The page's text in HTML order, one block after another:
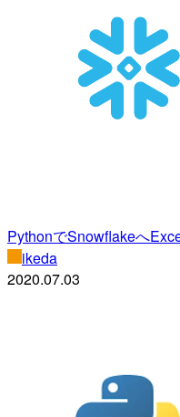
PythonでSnowflakeへ
ikeda
2020.07.03